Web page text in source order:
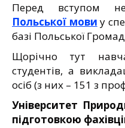
Перед вступом
Польської мови у
базі Польської
Щорічно тут
студентів, а
осіб (з них – 151 з
Університет
підготовкою